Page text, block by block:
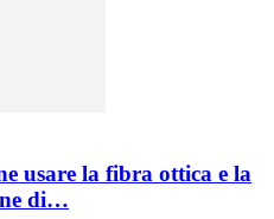
usare la fibra ottica e la
di…